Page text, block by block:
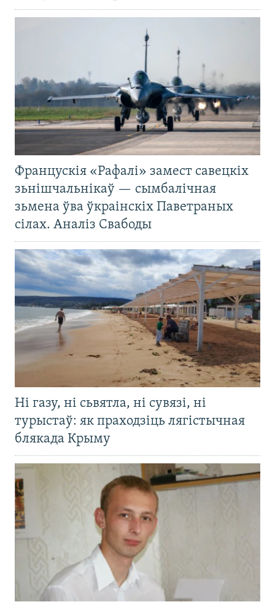
Францускія «Рафалі» замест савецкіх
зьнішчальнікаў — сымбалічная
зьмена ўва ўкраінскіх Паветраных
сілах. Аналіз Свабоды
Ні газу, ні сьвятла, ні сувязі, ні
турыстаў: як праходзіць лягістычная
блякада Крыму